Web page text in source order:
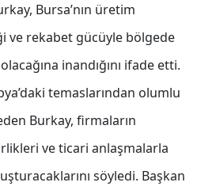
Bursa’nın üretim
ve rekabet gücüyle bölgede
inandığını ifade etti.
temaslarından olumlu
Burkay, firmaların
ve ticari anlaşmalarla
söyledi. Başkan